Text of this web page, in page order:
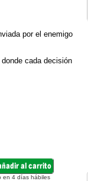
por el enemigo
cada decisión
en 4 días hábiles